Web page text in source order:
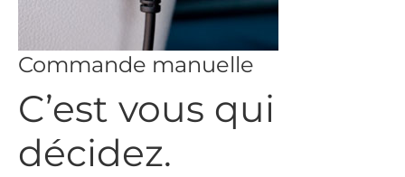
Commande manuelle
C’est vous qui
décidez.